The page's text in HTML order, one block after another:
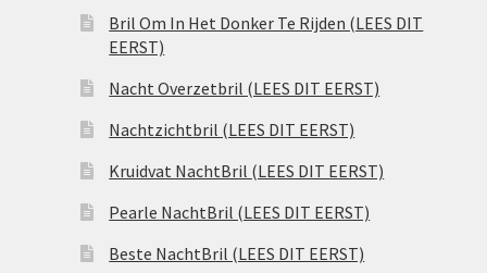
Bril Om In Het Donker Te Rijden (LEES DIT
EERST)
Nacht Overzetbril (LEES DIT EERST)
Nachtzichtbril (LEES DIT EERST)
Kruidvat NachtBril (LEES DIT EERST)
Pearle NachtBril (LEES DIT EERST)
Beste NachtBril (LEES DIT EERST)